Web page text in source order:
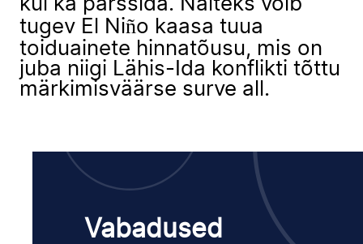
kui ka pärssida. Näiteks võib
tugev El Niño kaasa tuua
toiduainete hinnatõusu, mis on
juba niigi Lähis-Ida konflikti tõttu
märkimisväärse surve all.
Vabadused